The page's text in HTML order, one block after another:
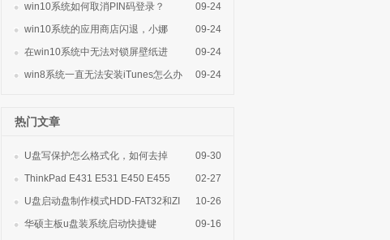
win10系统如何取消PIN码登录？
09-24
win10系统的应用商店闪退，小娜
09-24
在win10系统中无法对锁屏壁纸进
09-24
win8系统一直无法安装iTunes怎么办
09-24
热门文章
U盘写保护怎么格式化，如何去掉
09-30
ThinkPad E431 E531 E450 E455
E430c E420
02-27
U盘启动盘制作模式HDD-FAT32和ZI
10-26
华硕主板u盘装系统启动快捷键
09-16